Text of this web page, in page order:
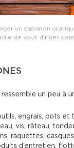
un cabanon
de vous diriger
un peu à
engrais, pots et
vis, râteau,
raquettes,
d’entretien,